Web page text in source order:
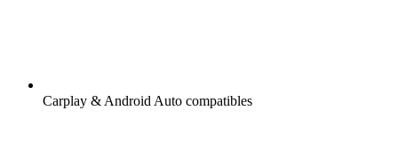
Carplay & Android Auto compatibles